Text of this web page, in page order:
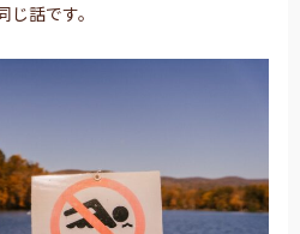
話です。